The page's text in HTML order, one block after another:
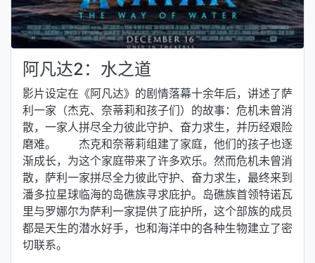
阿凡达2：水之道
影片设定在《阿凡达》的剧情落幕十余年后，讲述了萨
利一家（杰克、奈蒂莉和孩子们）的故事：危机未曾消
散，一家人拼尽全力彼此守护、奋力求生，并历经艰险
磨难。 杰克和奈蒂莉组建了家庭，他们的孩子也逐
渐成长，为这个家庭带来了许多欢乐。然而危机未曾消
散，萨利一家拼尽全力彼此守护、奋力求生，最终来到
潘多拉星球临海的岛礁族寻求庇护。岛礁族首领特诺瓦
里与罗娜尔为萨利一家提供了庇护所，这个部族的成员
都是天生的潜水好手，也和海洋中的各种生物建立了密
切联系。